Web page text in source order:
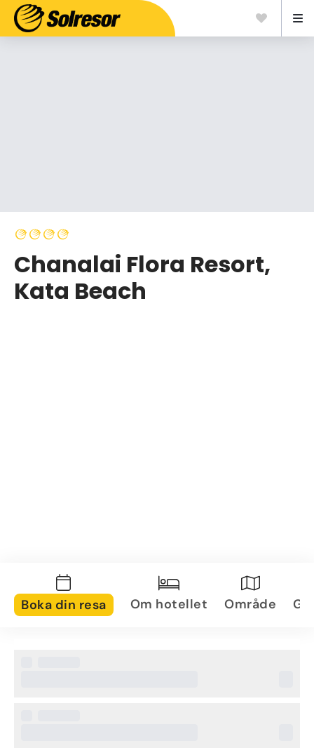
Chanalai Flora Resort,
Kata Beach
Boka din resa Om hotellet Område